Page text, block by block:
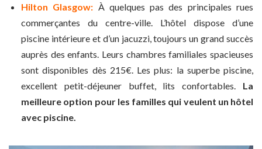
Hilton Glasgow: À quelques pas des principales rues
commerçantes du centre-ville. L’hôtel dispose d’une
piscine intérieure et d’un jacuzzi, toujours un grand succès
auprès des enfants. Leurs chambres familiales spacieuses
sont disponibles dès 215€. Les plus: la superbe piscine,
excellent petit-déjeuner buffet, lits confortables. La
meilleure option pour les familles qui veulent un hôtel
avec piscine.